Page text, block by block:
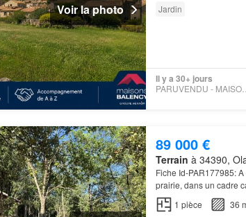
Voir la photo
Jardin
Il y a 30+ jours
PARUVENDU - MAISONS BALENCY
89 000 €
Terrain à 34390,
Fiche Id-PAR177985:
prairie, dans un cadre
1 pièce 36